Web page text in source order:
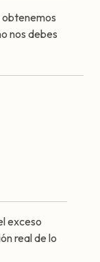
obtenemos
nos debes
exceso
real de lo